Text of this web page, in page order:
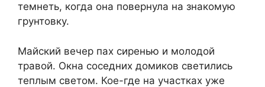
темнеть, когда она повернула на знакомую
грунтовку.
Майский вечер пах сиренью и молодой
травой. Окна соседних домиков светились
теплым светом. Кое-где на участках уже